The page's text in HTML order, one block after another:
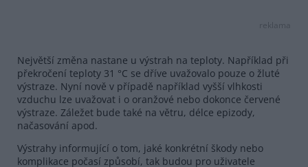
reklama
Největší změna nastane u výstrah na teploty. Například při
překročení teploty 31 °C se dříve uvažovalo pouze o žluté
výstraze. Nyní nově v případě například vyšší vlhkosti
vzduchu lze uvažovat i o oranžové nebo dokonce červené
výstraze. Záležet bude také na větru, délce epizody,
načasování apod.
Výstrahy informující o tom, jaké konkrétní škody nebo
komplikace počasí způsobí, tak budou pro uživatele